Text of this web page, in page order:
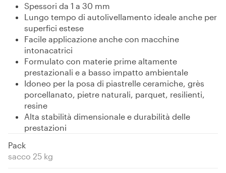
Spessori da 1 a 30 mm
Lungo tempo di autolivellamento ideale anche per
superfici estese
Facile applicazione anche con macchine
intonacatrici
Formulato con materie prime altamente
prestazionali e a basso impatto ambientale
Idoneo per la posa di piastrelle ceramiche, grès
porcellanato, pietre naturali, parquet, resilienti,
resine
Alta stabilità dimensionale e durabilità delle
prestazioni
Pack
sacco 25 kg